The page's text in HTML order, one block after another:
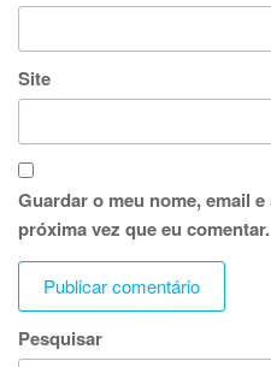
Site
Guardar o meu nome, email
próxima vez que eu comentar.
Pesquisar